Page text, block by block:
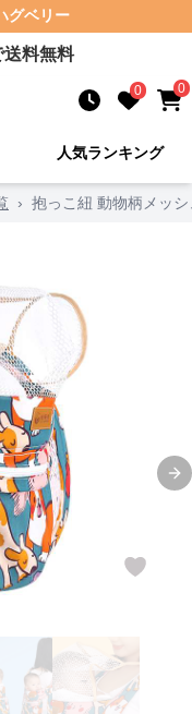
グベリー
送料無料
0 0
人気ランキング
› 抱っこ紐 動物柄メッ